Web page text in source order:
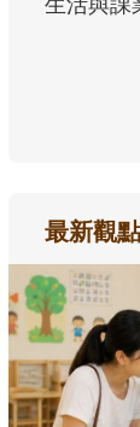
最新觀點